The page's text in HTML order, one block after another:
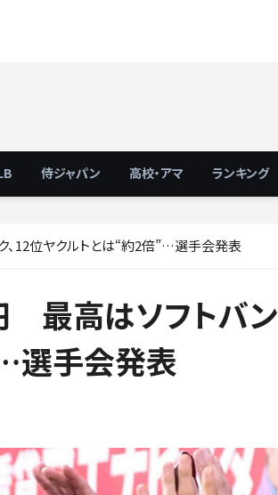
侍ジャパン 高校・アマ ランキング
12位ヤクルトとは“約2倍”…選手会発表
最高はソフトバン
選手会発表